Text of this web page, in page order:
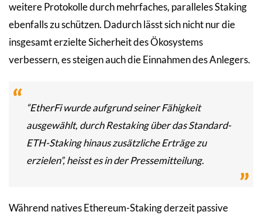
weitere Protokolle durch mehrfaches, paralleles Staking
ebenfalls zu schützen. Dadurch lässt sich nicht nur die
insgesamt erzielte Sicherheit des Ökosystems
verbessern, es steigen auch die Einnahmen des Anlegers.
“EtherFi wurde aufgrund seiner Fähigkeit
ausgewählt, durch Restaking über das Standard-
ETH-Staking hinaus zusätzliche Erträge zu
erzielen”, heisst es in der Pressemitteilung.
Während natives Ethereum-Staking derzeit passive